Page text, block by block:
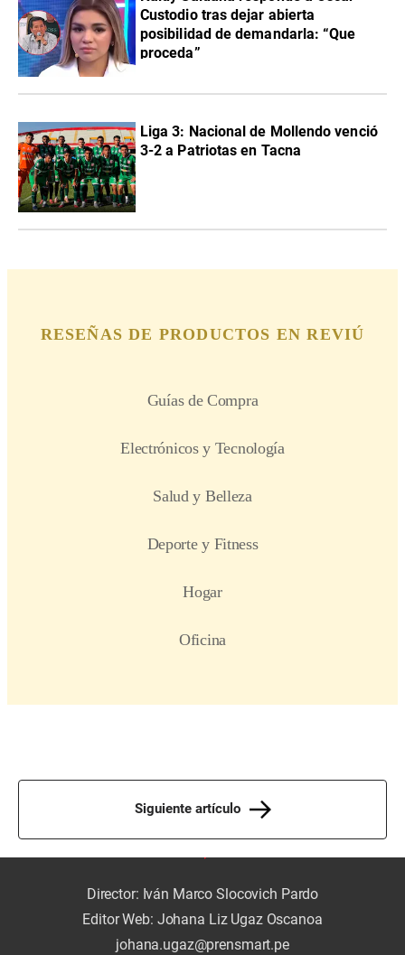
Custodio tras dejar abierta
posibilidad de demandarla: “Que
proceda”
Liga 3: Nacional de Mollendo venció
3-2 a Patriotas en Tacna
Siguiente artículo
Director: Iván Marco Slocovich Pardo
Editor Web: Johana Liz Ugaz Oscanoa
johana.ugaz@prensmart.pe